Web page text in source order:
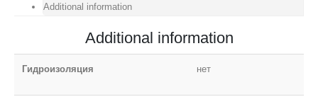
Additional information
Additional information
Гидроизоляция нет